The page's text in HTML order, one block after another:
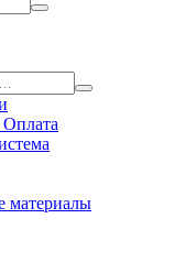
Оплата
материалы